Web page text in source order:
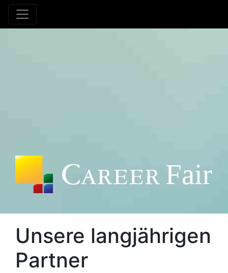
Unsere langjährigen
Partner